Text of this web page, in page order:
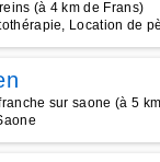
(à 4 km de Frans)
Location de
sur saone (à 5